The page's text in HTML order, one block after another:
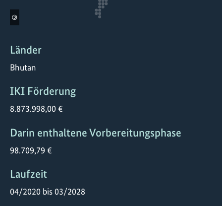
©
Länder
Bhutan
IKI Förderung
8.873.998,00 €
Darin enthaltene Vorbereitungsphase
98.709,79 €
Laufzeit
04/2020 bis 03/2028